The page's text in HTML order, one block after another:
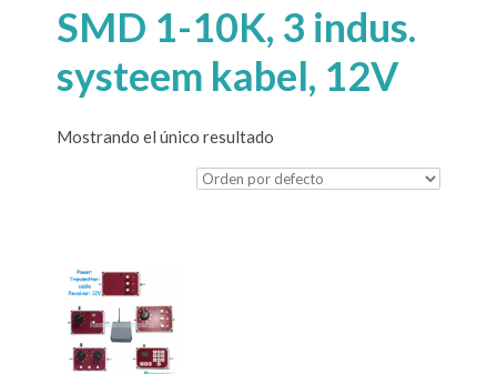
SMD 1-10K, 3 indus.
systeem kabel, 12V
Mostrando el único resultado